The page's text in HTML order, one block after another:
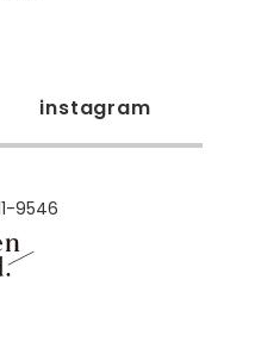
instagram
9546